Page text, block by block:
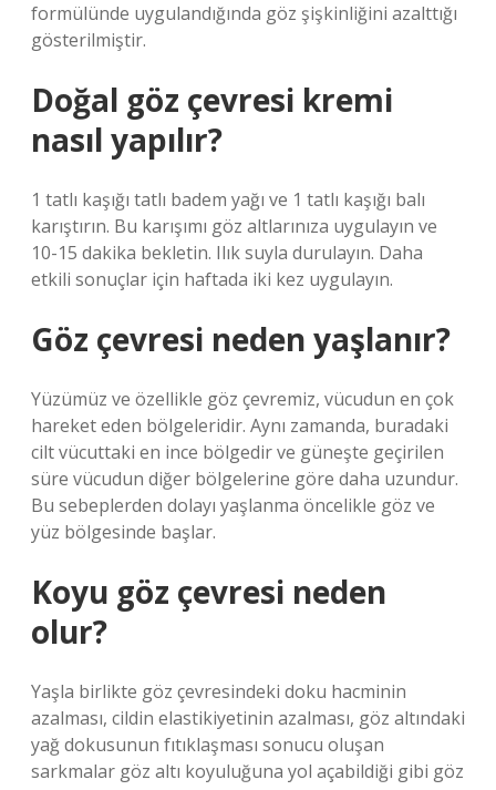
formülünde uygulandığında göz şişkinliğini azalttığı
gösterilmiştir.
Doğal göz çevresi kremi
nasıl yapılır?
1 tatlı kaşığı tatlı badem yağı ve 1 tatlı kaşığı balı
karıştırın. Bu karışımı göz altlarınıza uygulayın ve
10-15 dakika bekletin. Ilık suyla durulayın. Daha
etkili sonuçlar için haftada iki kez uygulayın.
Göz çevresi neden yaşlanır?
Yüzümüz ve özellikle göz çevremiz, vücudun en çok
hareket eden bölgeleridir. Aynı zamanda, buradaki
cilt vücuttaki en ince bölgedir ve güneşte geçirilen
süre vücudun diğer bölgelerine göre daha uzundur.
Bu sebeplerden dolayı yaşlanma öncelikle göz ve
yüz bölgesinde başlar.
Koyu göz çevresi neden
olur?
Yaşla birlikte göz çevresindeki doku hacminin
azalması, cildin elastikiyetinin azalması, göz altındaki
yağ dokusunun fıtıklaşması sonucu oluşan
sarkmalar göz altı koyuluğuna yol açabildiği gibi göz